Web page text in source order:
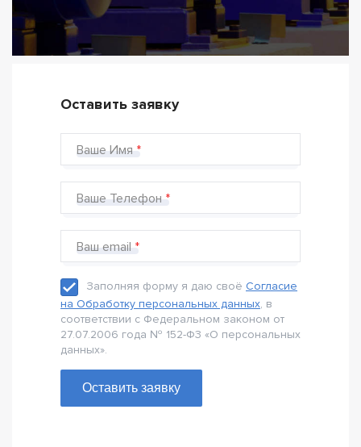
Оставить заявку
Ваше Имя
Ваше Телефон
Ваш email
Заполняя форму я даю своё Согласие
на Обработку персональных данных, в
соответствии с Федеральном законом от
27.07.2006 года № 152-Ф3 «О персональных
данных».
Оставить заявку